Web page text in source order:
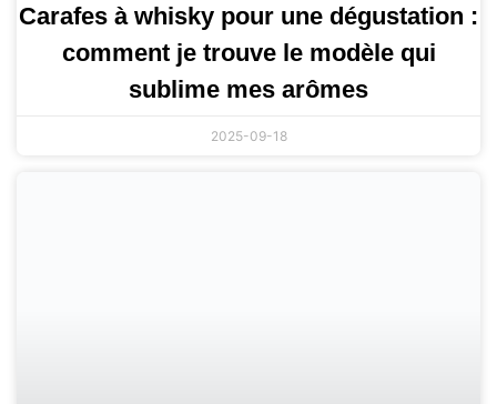
Carafes à whisky pour une dégustation :
comment je trouve le modèle qui
sublime mes arômes
2025-09-18